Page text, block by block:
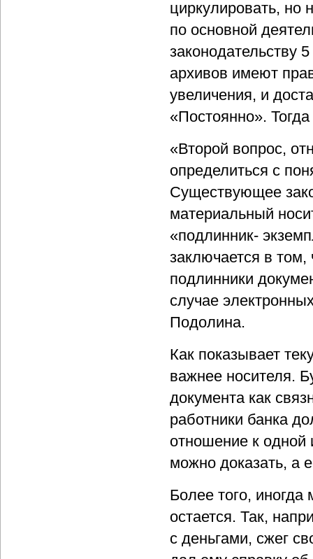
циркулировать, но
по основной
законодательству
архивов имеют
увеличения, и
«Постоянно».
«Второй вопрос,
определиться с
Существующее
материальный
«подлинник-
заключается в
подлинники
случае
Подолина.
Как показывает
важнее носителя.
документа как
работники банка
отношение к одной
можно доказать, а
Более того,
остается. Так,
с деньгами, сжег